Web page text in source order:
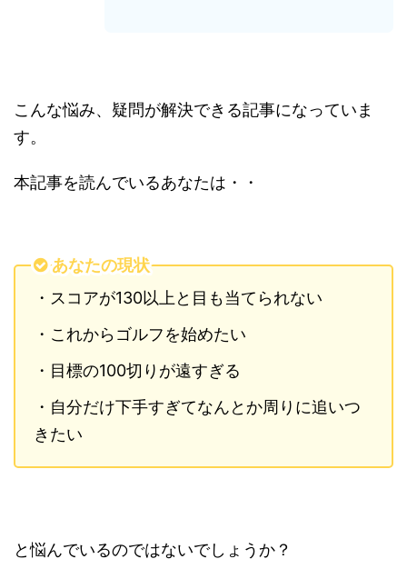
こんな悩み、疑問が解決できる記事になっていま
す。
本記事を読んでいるあなたは・・
あなたの現状
・スコアが130以上と目も当てられない
・これからゴルフを始めたい
・目標の100切りが遠すぎる
・自分だけ下手すぎてなんとか周りに追いつ
きたい
と悩んでいるのではないでしょうか？